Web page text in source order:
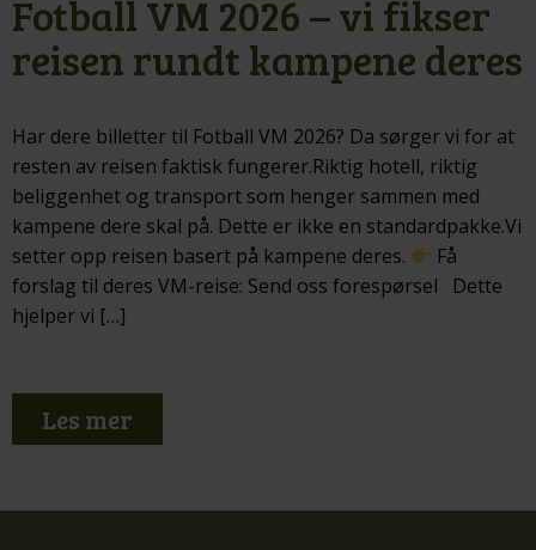
Fotball VM 2026 – vi fikser
reisen rundt kampene deres
Har dere billetter til Fotball VM 2026? Da sørger vi for at
resten av reisen faktisk fungerer.Riktig hotell, riktig
beliggenhet og transport som henger sammen med
kampene dere skal på. Dette er ikke en standardpakke.Vi
setter opp reisen basert på kampene deres.
Få
forslag til deres VM-reise: Send oss forespørsel Dette
hjelper vi […]
Les mer